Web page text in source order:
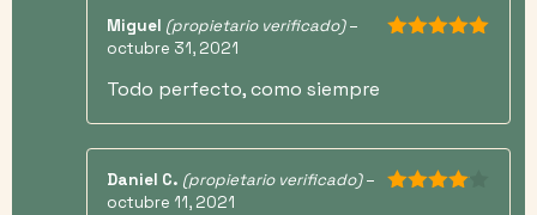
Miguel (propietario verificado) –
octubre 31, 2021
Todo perfecto, como siempre
Daniel C. (propietario verificado) –
octubre 11, 2021